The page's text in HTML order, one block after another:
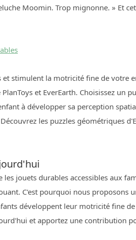
Moomin. Trop mignonne. » Et
stimulent la motricité fine de votre
et EverEarth. Choisissez un
à développer sa perception
les puzzles géométriques
les jouets durables accessibles aux
C'est pourquoi nous proposons
développent leur motricité fine
et apportez une contribution